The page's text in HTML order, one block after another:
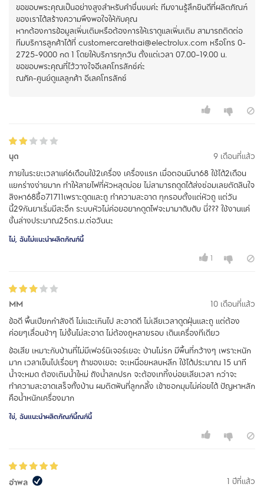
ขอขอบพระคุณเป็นอย่างสูงสำหรับคำชื่นชมค่ะ ทีมงานรู้สึกยินดีที่ผลิตภัณฑ์
ของเราได้สร้างความพึงพอใจให้กับคุณ
หากต้องการข้อมูลเพิ่มเติมหรือต้องการให้เราดูแลเพิ่มเติม สามารถติดต่อ
ทีมบริการลูกค้าได้ที่ customercarethai@electrolux.com หรือโทร 0-
2725-9000 กด 1 โดยให้บริการทุกวัน ตั้งแต่เวลา 07.00–19.00 น.
ขอขอบพระคุณที่ไว้วางใจอีเลคโทรลักซ์ค่ะ
นุด
9 เดือนที่แล้ว
ภายในระยะเวลาแค่6เดือนใช้2เครื่อง เครื่องแรก เมื่อตอนมีนา68 ใช้ได้2เดือน
แยกร่างง่ายมาก ทำให้สายไฟที่หัวหลุดบ่อย ไม่สามารถดูดได้ส่งซ่อมเลยตัดสินใจ
สิงหา68ซื้อ71711เพราะดูดและถู ทำความสะอาด ทุกรอบตั้งแต่หัวถู แต่วัน
นี้29กันยาเริ่มมีสะอึก ระบบหัวไม่ค่อยอยากดูดไฟจะมามาดับดับ นี่??? ใช้งานแค่
ชั้นล่างประมาณ25ตร.ม.ต่อวันนะ
ไม่, ฉันไม่แนะนำผลิตภัณฑ์นี้
1
MM
10 เดือนที่แล้ว
ข้อดี พื้นเปียกกำลังดี ไม่แฉะเกินไป สะอาดดี ไม่เสียเวลาดูดฝุ่นและถู แต่ต้อง
ค่อยๆเลื่อนช้าๆ ไม่งั้นไม่สะอาด ไม่ต้องถูหลายรอบ เดินเครื่องทีเดียว
ข้อเสีย เหมาะกับบ้านที่ไม่มีเฟอร์นิเจอร์เยอะ บ้านไม่รก มีพื้นที่กว้างๆ เพราะหนัก
มาก เวลาเข็นไปเรื่อยๆ ถ้าของเยอะ จะเหนื่อยหลบหลีก ใช้ได้ประมาณ 15 นาที
น้ำจะหมด ต้องเติมน้ำใหม่ ถังน้ำสกปรก จะต้องเททิ้งบ่อยเสียเวลา กว่าจะ
ทำความสะอาดเสร็จทั้งบ้าน ผมติดพันที่ลูกกลิ้ง เข้าซอกมุมไม่ค่อยได้ ปัญหาหลัก
คือน้ำหนักเครื่องมาก
ใช่, ฉันแนะนำผลิตภัณฑ์นี้ณฑ์นี้
อำพล 1 ปีที่แล้ว